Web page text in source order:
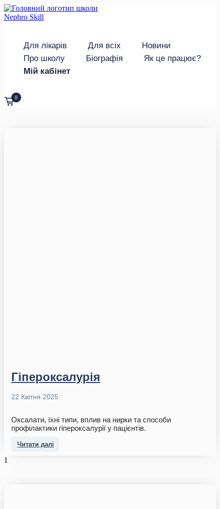
Для лікарів Для всіх
Новини
Про школу
Біографія
Як це працює?
Мій кабінет
0
Гіпероксалурія
22 Квітня 2025
Оксалати, їхні типи, вплив на нирки та способи
профілактики гіпероксалурії у пацієнтів.
Читати далі